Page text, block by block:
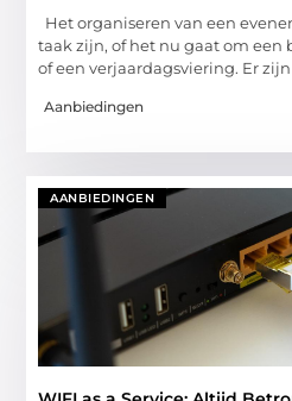
Het organiseren van een
taak zijn, of het nu gaat om een
of een verjaardagsviering. Er zijn
Aanbiedingen
AANBIEDINGEN